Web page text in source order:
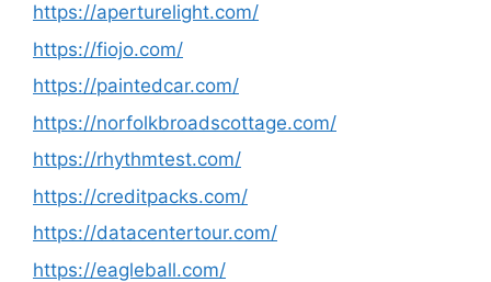
https://aperturelight.com/
https://fiojo.com/
https://paintedcar.com/
https://norfolkbroadscottage.com/
https://rhythmtest.com/
https://creditpacks.com/
https://datacentertour.com/
https://eagleball.com/